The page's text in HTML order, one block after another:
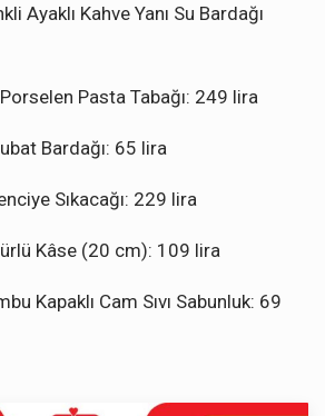
Ayaklı Kahve Yanı Su Bardağı
Pasta Tabağı: 249 lira
Bardağı: 65 lira
Sıkacağı: 229 lira
Kâse (20 cm): 109 lira
Kapaklı Cam Sıvı Sabunluk: 69